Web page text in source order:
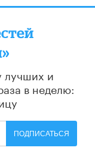
лучших и
в неделю:
ПОДПИСАТЬСЯ